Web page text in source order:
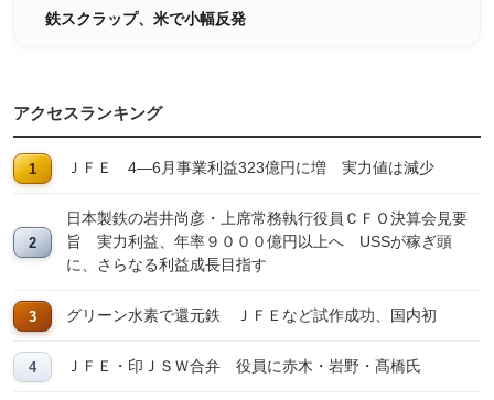
鉄スクラップ、米で小幅反発
アクセスランキング
ＪＦＥ 4―6月事業利益323億円に増 実力値は減少
日本製鉄の岩井尚彦・上席常務執行役員ＣＦＯ決算会見要
旨 実力利益、年率９０００億円以上へ USSが稼ぎ頭
に、さらなる利益成長目指す
グリーン水素で還元鉄 ＪＦＥなど試作成功、国内初
ＪＦＥ・印ＪＳＷ合弁 役員に赤木・岩野・髙橋氏